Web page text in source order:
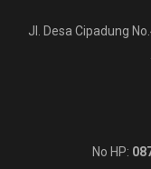
Jl. Desa Cipadung
No HP: